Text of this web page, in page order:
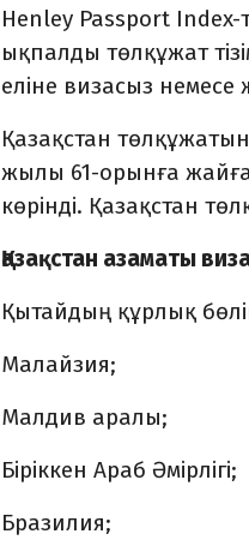
Henley Passport Index-
ықпалды төлқұжат
еліне визасыз немесе
Қазақстан
жылы 61-орынға
көрінді. Қазақстан
Қазақстан азаматы
Қытайдың құрлық
Малайзия;
Малдив аралы;
Біріккен Араб Әмірлігі;
Бразилия;